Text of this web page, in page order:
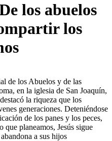
los abuelos
los
de los Abuelos y de las
en la iglesia de San Joaquín,
la riqueza que los
generaciones. Deteniéndose
de los panes y los peces,
que planeamos, Jesús sigue
a sus hijos